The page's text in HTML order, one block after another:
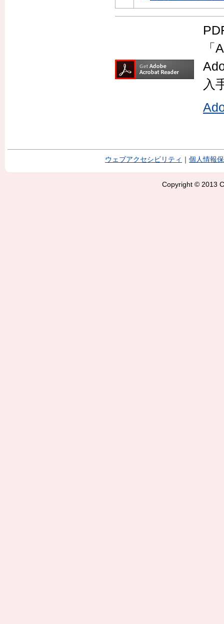
入
ウェブアクセシビリティ 個人情報
Copyright © 2013